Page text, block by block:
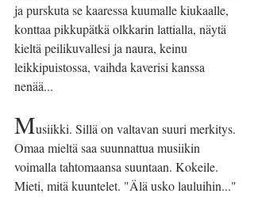
ja purskuta se kaaressa kuumalle kiukaalle,
konttaa pikkupätkä olkkarin lattialla, näytä
kieltä peilikuvallesi ja naura, keinu
leikkipuistossa, vaihda kaverisi kanssa
nenää...
Musiikki. Sillä on valtavan suuri merkitys.
Omaa mieltä saa suunnattua musiikin
voimalla tahtomaansa suuntaan. Kokeile.
Mieti, mitä kuuntelet. "Älä usko lauluihin..."